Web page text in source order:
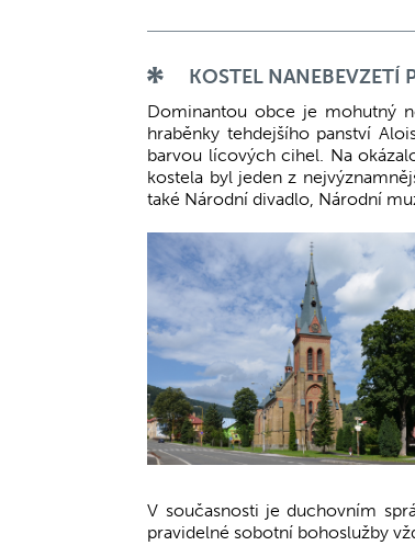
KOSTEL NANEBEVZETÍ
Dominantou obce je mohutný
hraběnky tehdejšího panství
barvou lícových cihel. Na
kostela byl jeden z
také Národní divadlo, Národní
V současnosti je duchovním
pravidelné sobotní bohoslužby